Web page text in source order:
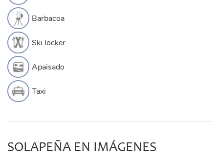
Barbacoa
Ski locker
Apaisado
Taxi
SOLAPEÑA EN IMÁGENES